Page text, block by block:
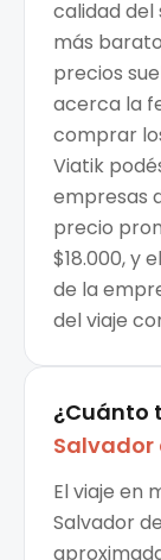
calidad del
más
precios
acerca la
comprar
Viatik
empresas
precio
$18.000, y
de la
del viaje
¿Cuánto
Salvador
El viaje en
Salvador